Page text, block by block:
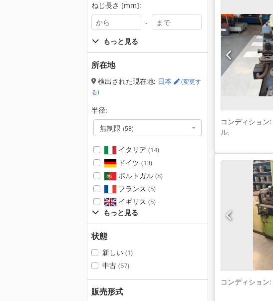
ねじ長さ [mm]:
-
もっと見る
所在地
検出された現在地: 日本
(変更す
る)
半径:
無制限 (58)
イタリア (14)
ドイツ (13)
ポルトガル (8)
フランス (5)
イギリス (5)
もっと見る
状態
新しい (1)
中古 (57)
販売形式
コンディション:
ル,
コンディション: